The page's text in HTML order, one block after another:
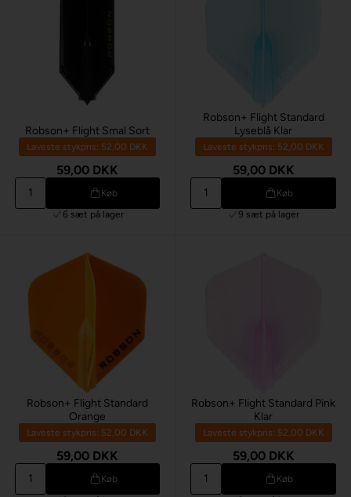
Robson+ Flight Smal Sort
Laveste stykpris: 52,00 DKK
59,00 DKK
Køb
6 sæt på lager
Robson+ Flight Standard
Lyseblå Klar
Laveste stykpris: 52,00 DKK
59,00 DKK
Køb
9 sæt på lager
Robson+ Flight Standard
Orange
Laveste stykpris: 52,00 DKK
59,00 DKK
Køb
Robson+ Flight Standard Pink
Klar
Laveste stykpris: 52,00 DKK
59,00 DKK
Køb